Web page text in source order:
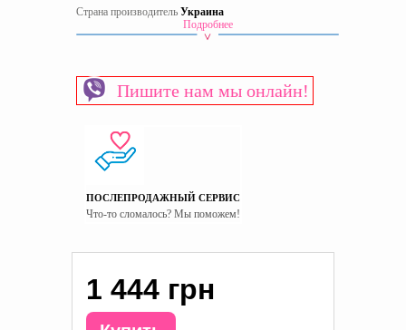
Страна производитель Украина
Подробнее
Пишите нам мы онлайн!
ПОСЛЕПРОДАЖНЫЙ СЕРВИС
Что-то сломалось? Мы поможем!
1 444 грн